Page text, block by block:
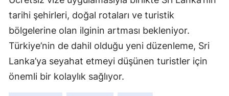
tarihi şehirleri, doğal rotaları ve turistik
bölgelerine olan ilginin artması bekleniyor.
Türkiye’nin de dahil olduğu yeni düzenleme, Sri
Lanka’ya seyahat etmeyi düşünen turistler için
önemli bir kolaylık sağlıyor.